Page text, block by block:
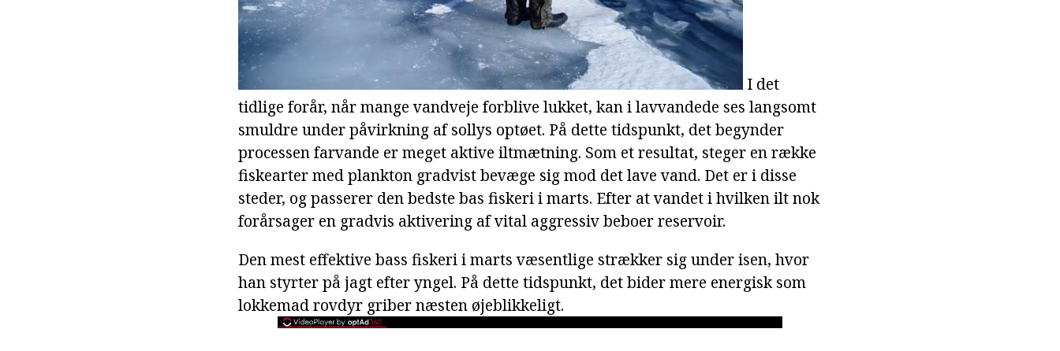
I det
tidlige forår, når mange vandveje forblive lukket, kan i lavvandede ses langsomt
smuldre under påvirkning af sollys optøet. På dette tidspunkt, det begynder
processen farvande er meget aktive iltmætning. Som et resultat, steger en række
fiskearter med plankton gradvist bevæge sig mod det lave vand. Det er i disse
steder, og passerer den bedste bas fiskeri i marts. Efter at vandet i hvilken ilt nok
forårsager en gradvis aktivering af vital aggressiv beboer reservoir.
Den mest effektive bass fiskeri i marts væsentlige strækker sig under isen, hvor
han styrter på jagt efter yngel. På dette tidspunkt, det bider mere energisk som
lokkemad rovdyr griber næsten øjeblikkeligt.